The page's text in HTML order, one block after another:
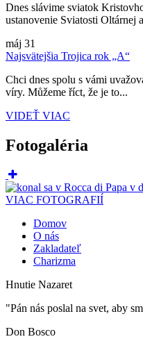
Dnes slávime sviatok
ustanovenie Sviatosti Oltárnej
máj 31
Najsvätejšia Trojica rok „A“
Chci dnes spolu s vámi
víry. Můžeme říct, že je to...
VIDEŤ VIAC
Fotogaléria
VIAC FOTOGRAFIÍ
Domov
O nás
Zakladateľ
Charizma
Hnutie Nazaret
"Pán nás poslal na svet, aby
Don Bosco